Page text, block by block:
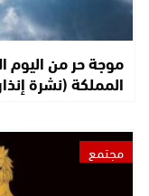
موجة حر من اليوم
المملكة (نشرة
مجتمع